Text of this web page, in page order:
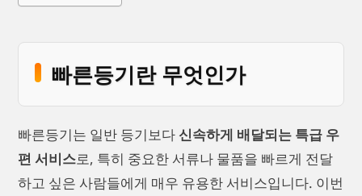
빠른등기란 무엇인가
빠른등기는 일반 등기보다 신속하게 배달되는 특급 우
편 서비스로, 특히 중요한 서류나 물품을 빠르게 전달
하고 싶은 사람들에게 매우 유용한 서비스입니다. 이번